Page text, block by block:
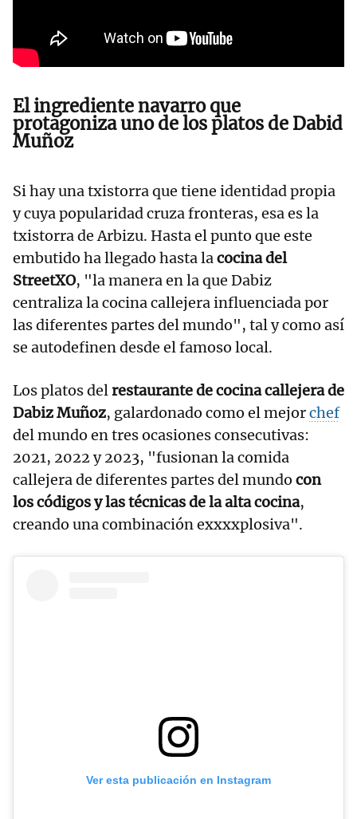
El ingrediente navarro que
protagoniza uno de los platos de Dabid
Muñoz
Si hay una txistorra que tiene identidad propia
y cuya popularidad cruza fronteras, esa es la
txistorra de Arbizu. Hasta el punto que este
embutido ha llegado hasta lacocina del
StreetXO, "la manera en la que Dabiz
centraliza la cocina callejera influenciada por
las diferentes partes del mundo", tal y como así
se autodefinen desde el famoso local.
Los platos delrestaurante de cocina callejera de
Dabiz Muñoz, galardonado como el mejorchef
del mundo en tres ocasiones consecutivas:
2021, 2022 y 2023, "fusionan la comida
callejera de diferentes partes del mundo con
los códigos y las técnicas de la alta cocina,
creando una combinación exxxxplosiva".
Ver esta publicación en Instagram